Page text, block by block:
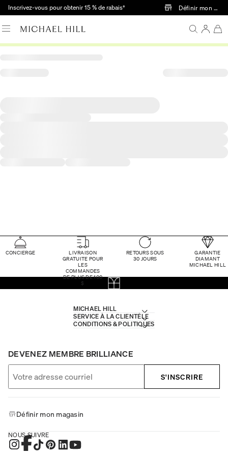
Passer au contenu principal
Inscrivez-vous pour obtenir 15 % de rabais† Définir mon
CONCIERGE
LIVRAISON
GRATUITE POUR
LES
COMMANDES
DE PLUS DE 100
$
RETOURS SOUS
30 JOURS
GARANTIE
DIAMANT
MICHAEL HILL
MICHAEL HILL
SERVICE À LA CLIENTÈLE
CONDITIONS & POLITIQUES
DEVENEZ MEMBRE BRILLIANCE
S'INSCRIRE
Définir mon magasin
NOUS SUIVRE